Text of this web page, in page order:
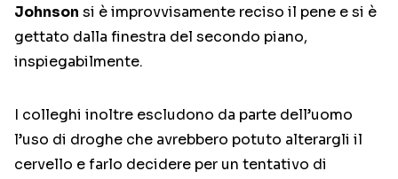
Johnson si è improvvisamente reciso il pene e si è
gettato dalla finestra del secondo piano,
inspiegabilmente.
I colleghi inoltre escludono da parte dell’uomo
l’uso di droghe che avrebbero potuto alterargli il
cervello e farlo decidere per un tentativo di